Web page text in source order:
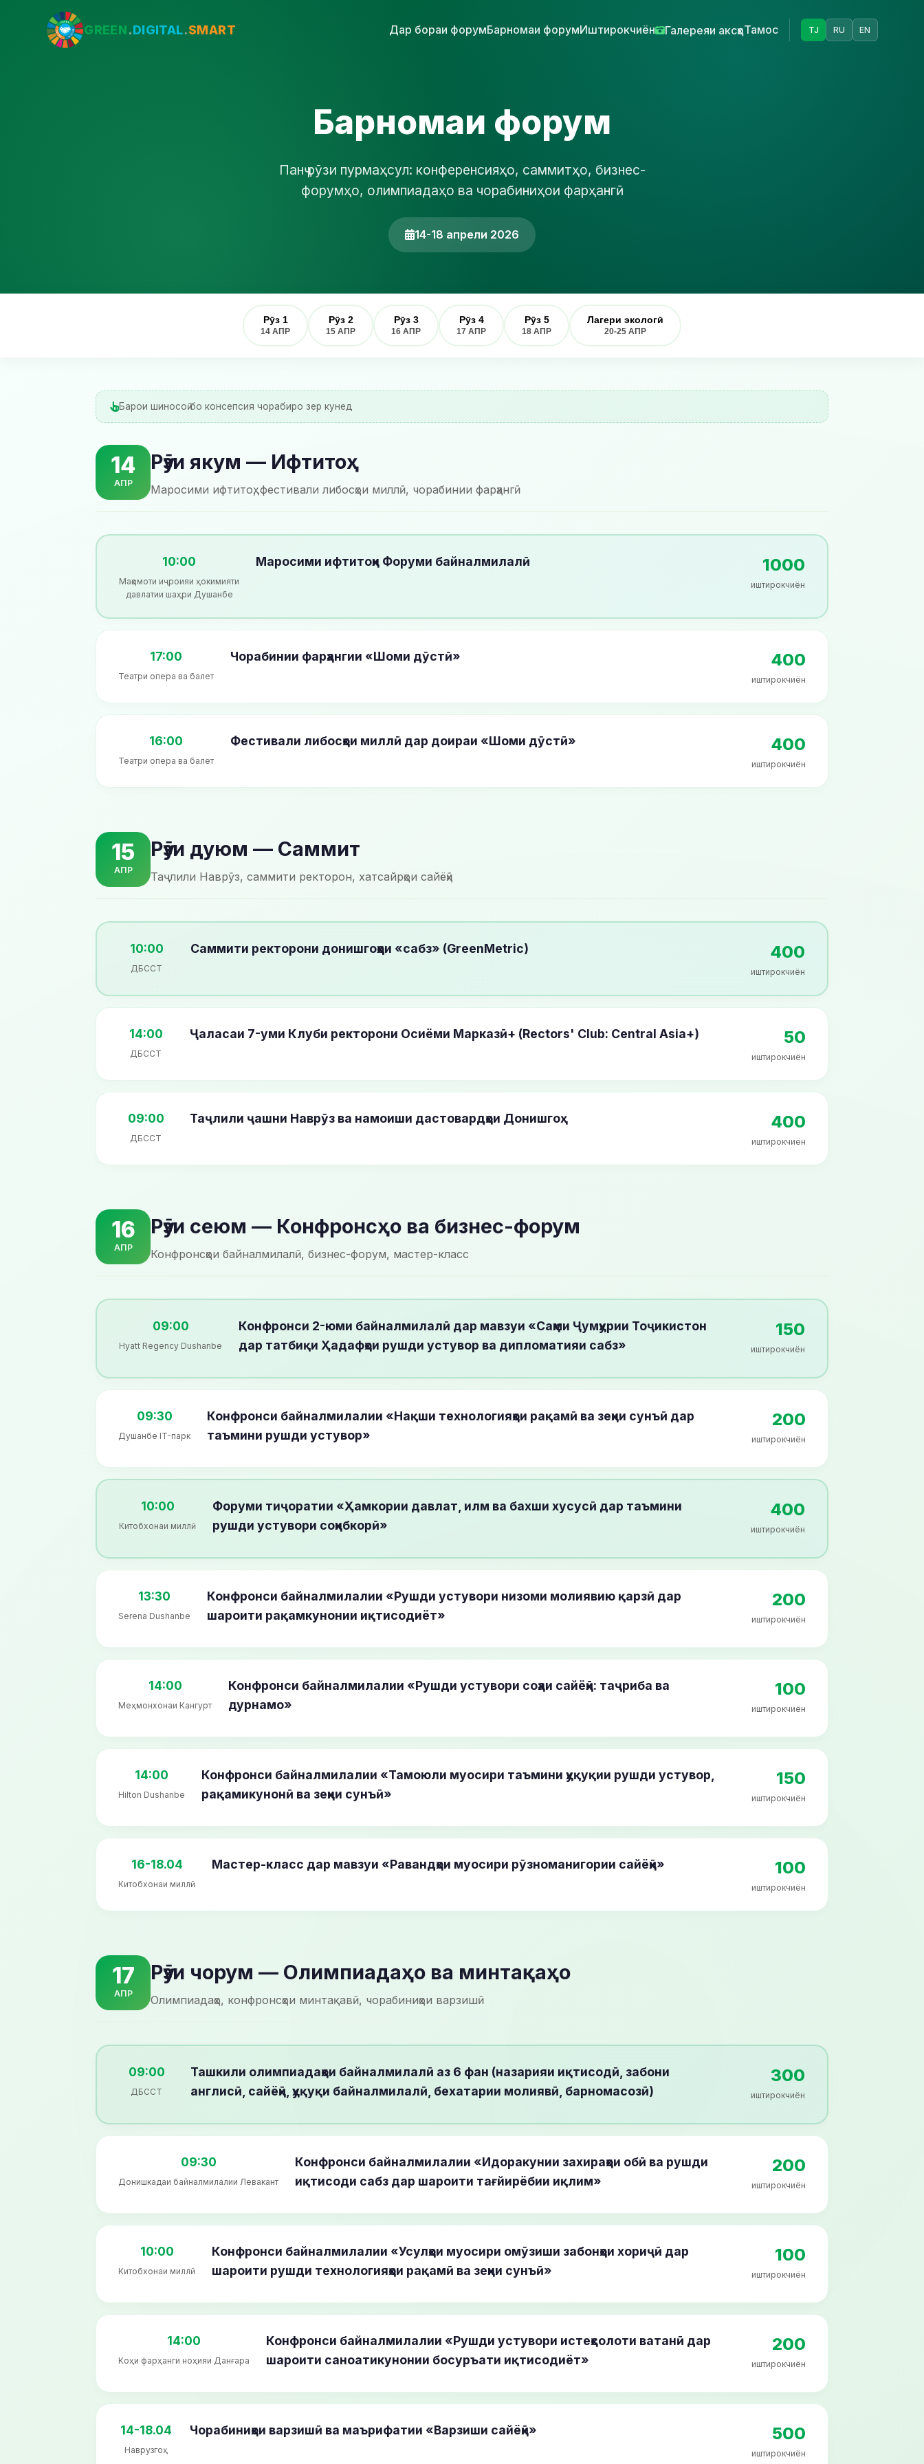
GREEN.DIGITAL.SMART Дар бораи форумБарномаи форумИштирокчиён Галереяи аксҳоТамос TJ RU EN
Барномаи форум
Панҷ рӯзи пурмаҳсул: конференсияҳо, саммитҳо, бизнес-
форумҳо, олимпиадаҳо ва чорабиниҳои фарҳангӣ
14-18 апрели 2026
Рӯз 1
14 АПР
Рӯз 2
15 АПР
Рӯз 3
16 АПР
Рӯз 4
17 АПР
Рӯз 5
18 АПР
Лагери экологӣ
20-25 АПР
Барои шиносоӣ бо консепсия чорабиро зер кунед
14
АПР
Рӯзи якум — Ифтитоҳ
Маросими ифтитоҳ, фестивали либосҳои миллӣ, чорабинии фарҳангӣ
10:00
Мақомоти иҷроияи ҳокимияти
давлатии шаҳри Душанбе
Маросими ифтитоҳи Форуми байналмилалӣ 1000
иштирокчиён
17:00
Театри опера ва балет
Чорабинии фарҳангии «Шоми дӯстӣ» 400
иштирокчиён
16:00
Театри опера ва балет
Фестивали либосҳои миллӣ дар доираи «Шоми дӯстӣ» 400
иштирокчиён
15
АПР
Рӯзи дуюм — Саммит
Таҷлили Наврӯз, саммити ректорон, хатсайрҳои сайёҳӣ
10:00
ДБССТ
Саммити ректорони донишгоҳҳои «сабз» (GreenMetric) 400
иштирокчиён
14:00
ДБССТ
Ҷаласаи 7-уми Клуби ректорони Осиёми Марказӣ+ (Rectors' Club: Central Asia+) 50
иштирокчиён
09:00
ДБССТ
Таҷлили ҷашни Наврӯз ва намоиши дастовардҳои Донишгоҳ 400
иштирокчиён
16
АПР
Рӯзи сеюм — Конфронсҳо ва бизнес-форум
Конфронсҳои байналмилалӣ, бизнес-форум, мастер-класс
09:00
Hyatt Regency Dushanbe
Конфронси 2-юми байналмилалӣ дар мавзуи «Саҳми Ҷумҳурии Тоҷикистон
дар татбиқи Ҳадафҳои рушди устувор ва дипломатияи сабз»
150
иштирокчиён
09:30
Душанбе IT-парк
Конфронси байналмилалии «Нақши технологияҳои рақамӣ ва зеҳни сунъӣ дар
таъмини рушди устувор»
200
иштирокчиён
10:00
Китобхонаи миллӣ
Форуми тиҷоратии «Ҳамкории давлат, илм ва бахши хусусӣ дар таъмини
рушди устувори соҳибкорӣ»
400
иштирокчиён
13:30
Serena Dushanbe
Конфронси байналмилалии «Рушди устувори низоми молиявию қарзӣ дар
шароити рақамкунонии иқтисодиёт»
200
иштирокчиён
14:00
Меҳмонхонаи Кангурт
Конфронси байналмилалии «Рушди устувори соҳаи сайёҳӣ: таҷриба ва
дурнамо»
100
иштирокчиён
14:00
Hilton Dushanbe
Конфронси байналмилалии «Тамоюли муосири таъмини ҳуқуқии рушди устувор,
рақамикунонӣ ва зеҳни сунъӣ»
150
иштирокчиён
16-18.04
Китобхонаи миллӣ
Мастер-класс дар мавзуи «Равандҳои муосири рӯзноманигории сайёҳӣ» 100
иштирокчиён
17
АПР
Рӯзи чорум — Олимпиадаҳо ва минтақаҳо
Олимпиадаҳо, конфронсҳои минтақавӣ, чорабиниҳои варзишӣ
09:00
ДБССТ
Ташкили олимпиадаҳои байналмилалӣ аз 6 фан (назарияи иқтисодӣ, забони
англисӣ, сайёҳӣ, ҳуқуқи байналмилалӣ, бехатарии молиявӣ, барномасозӣ)
300
иштирокчиён
09:30
Донишкадаи байналмилалии Левакант
Конфронси байналмилалии «Идоракунии захираҳои обӣ ва рушди
иқтисоди сабз дар шароити тағйирёбии иқлим»
200
иштирокчиён
10:00
Китобхонаи миллӣ
Конфронси байналмилалии «Усулҳои муосири омӯзиши забонҳои хориҷӣ дар
шароити рушди технологияҳои рақамӣ ва зеҳни сунъӣ»
100
иштирокчиён
14:00
Коҳи фарҳанги ноҳияи Данғара
Конфронси байналмилалии «Рушди устувори истеҳсолоти ватанӣ дар
шароити саноатикунонии босуръати иқтисодиёт»
200
иштирокчиён
14-18.04
Наврузгоҳ
Чорабиниҳои варзишӣ ва маърифатии «Варзиши сайёҳӣ» 500
иштирокчиён